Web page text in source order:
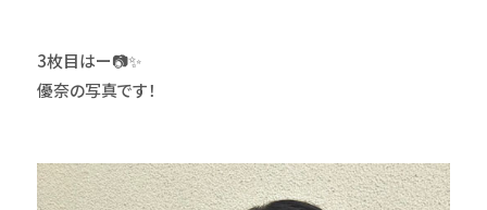
3枚目はー📷✨
優奈の写真です！